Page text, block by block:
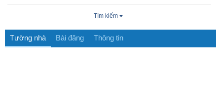
Tìm kiếm
Tường nhà Bài đăng Thông tin